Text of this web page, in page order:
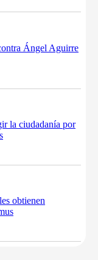
Ángel Aguirre
la ciudadanía por
obtienen